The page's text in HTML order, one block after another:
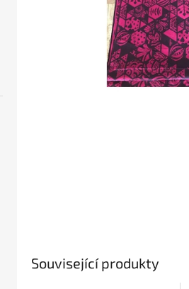
Související produkty